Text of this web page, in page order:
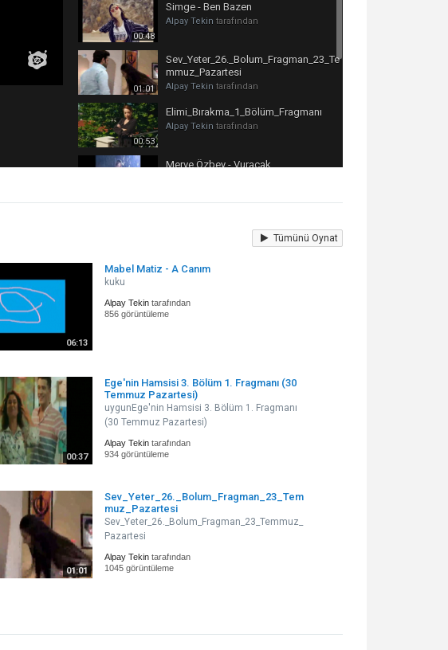
00:48
Simge - Ben Bazen
Alpay Tekin tarafından
01:01
Sev_Yeter_26._Bolum_Fragman_23_Te
mmuz_Pazartesi
Alpay Tekin tarafından
00:53
Elimi_Bırakma_1_Bölüm_Fragmanı
Alpay Tekin tarafından
Merve Özbey - Vuracak
tarafından
03:51
Yaşar - Aşk Bozumu
Tümünü Oynat
06:13
Mabel Matiz - A Canım
kuku
Alpay Tekin tarafından
856 görüntüleme
00:37
Ege'nin Hamsisi 3. Bölüm 1. Fragmanı (30
Temmuz Pazartesi)
uygunEge'nin Hamsisi 3. Bölüm 1. Fragmanı
(30 Temmuz Pazartesi)
Alpay Tekin tarafından
934 görüntüleme
01:01
Sev_Yeter_26._Bolum_Fragman_23_Tem
muz_Pazartesi
Sev_Yeter_26._Bolum_Fragman_23_Temmuz_
Pazartesi
Alpay Tekin tarafından
1045 görüntüleme